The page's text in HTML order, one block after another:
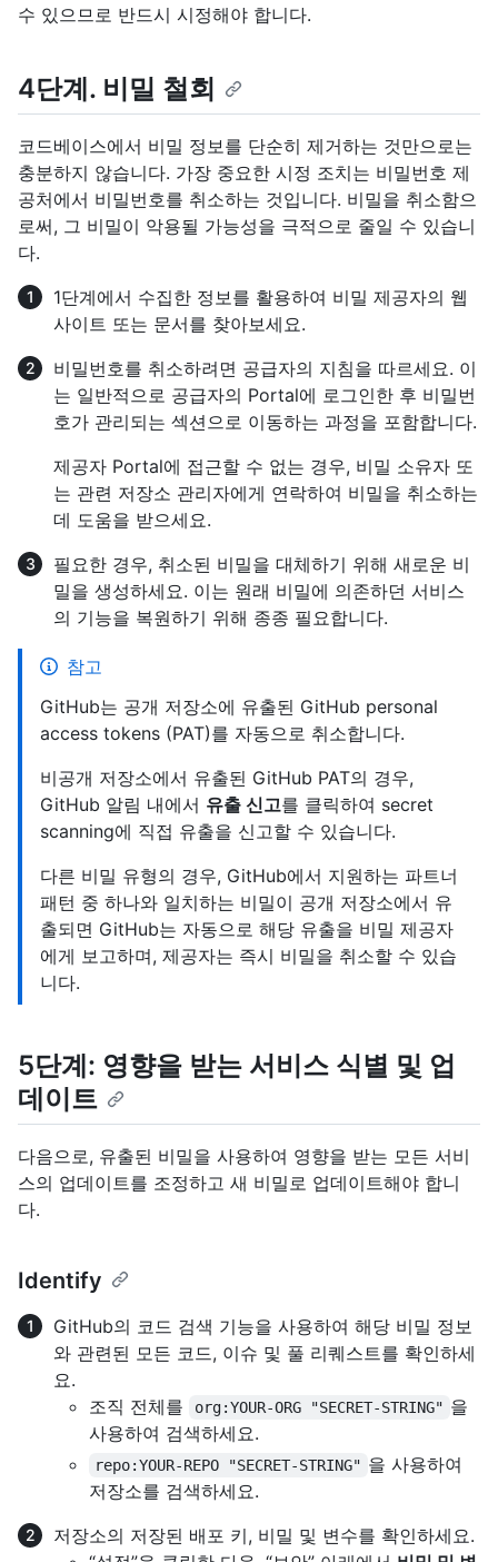
수 있으므로 반드시 시정해야 합니다.
4단계. 비밀 철회
코드베이스에서 비밀 정보를 단순히 제거하는 것만으로는
충분하지 않습니다. 가장 중요한 시정 조치는 비밀번호 제
공처에서 비밀번호를 취소하는 것입니다. 비밀을 취소함으
로써, 그 비밀이 악용될 가능성을 극적으로 줄일 수 있습니
다.
1단계에서 수집한 정보를 활용하여 비밀 제공자의 웹
사이트 또는 문서를 찾아보세요.
비밀번호를 취소하려면 공급자의 지침을 따르세요. 이
는 일반적으로 공급자의 Portal에 로그인한 후 비밀번
호가 관리되는 섹션으로 이동하는 과정을 포함합니다.
제공자 Portal에 접근할 수 없는 경우, 비밀 소유자 또
는 관련 저장소 관리자에게 연락하여 비밀을 취소하는
데 도움을 받으세요.
필요한 경우, 취소된 비밀을 대체하기 위해 새로운 비
밀을 생성하세요. 이는 원래 비밀에 의존하던 서비스
의 기능을 복원하기 위해 종종 필요합니다.
참고
GitHub는 공개 저장소에 유출된 GitHub personal
access tokens (PAT)를 자동으로 취소합니다.
비공개 저장소에서 유출된 GitHub PAT의 경우,
GitHub 알림 내에서 유출 신고를 클릭하여 secret
scanning에 직접 유출을 신고할 수 있습니다.
다른 비밀 유형의 경우, GitHub에서 지원하는 파트너
패턴 중 하나와 일치하는 비밀이 공개 저장소에서 유
출되면 GitHub는 자동으로 해당 유출을 비밀 제공자
에게 보고하며, 제공자는 즉시 비밀을 취소할 수 있습
니다.
5단계: 영향을 받는 서비스 식별 및 업
데이트
다음으로, 유출된 비밀을 사용하여 영향을 받는 모든 서비
스의 업데이트를 조정하고 새 비밀로 업데이트해야 합니
다.
Identify
GitHub의 코드 검색 기능을 사용하여 해당 비밀 정보
와 관련된 모든 코드, 이슈 및 풀 리퀘스트를 확인하세
요.
조직 전체를
org:YOUR-ORG "SECRET-STRING" 을
사용하여 검색하세요.
repo:YOUR-REPO "SECRET-STRING" 을 사용하여
저장소를 검색하세요.
저장소의 저장된 배포 키, 비밀 및 변수를 확인하세요.